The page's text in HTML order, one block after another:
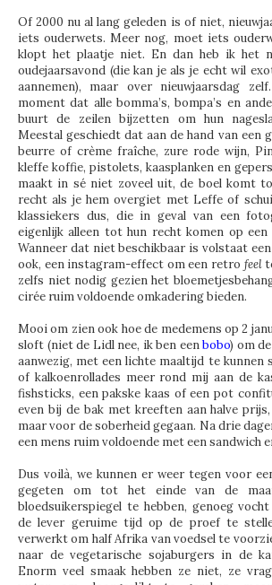
Of 2000 nu al lang geleden is of niet,
iets ouderwets. Meer nog, moet iets
klopt het plaatje niet. En dan heb ik het
oudejaarsavond (die kan je als je echt wil
aannemen), maar over nieuwjaarsdag
moment dat alle bomma’s, bompa’s en
buurt de zeilen bijzetten om hun
Meestal geschiedt dat aan de hand van een
beurre of crème fraîche, zure rode wijn,
kleffe koffie, pistolets, kaasplanken en
maakt in sé niet zoveel uit, de boel komt
recht als je hem overgiet met Leffe of
klassiekers dus, die in geval van een
eigenlijk alleen tot hun recht komen op een
Wanneer dat niet beschikbaar is volstaat
ook, een instagram-effect om een retro feel
zelfs niet nodig gezien het
cirée ruim voldoende omkadering bieden.
Mooi om zien ook hoe de medemens op 2
sloft (niet de Lidl nee, ik ben eenbobo) om
aanwezig, met een lichte maaltijd te kunnen
of kalkoenrollades meer rond mij aan de
fishsticks, een pakske kaas of een pot
even bij de bak met kreeften aan halve
maar voor de soberheid gegaan. Na drie
een mens ruim voldoende met een sandwich
Dus voilà, we kunnen er weer tegen voor
gegeten om tot het einde van de
bloedsuikerspiegel te hebben, genoeg
de lever geruime tijd op de proef te
verwerkt om half Afrika van voedsel te
naar de vegetarische sojaburgers in de
Enorm veel smaak hebben ze niet, ze